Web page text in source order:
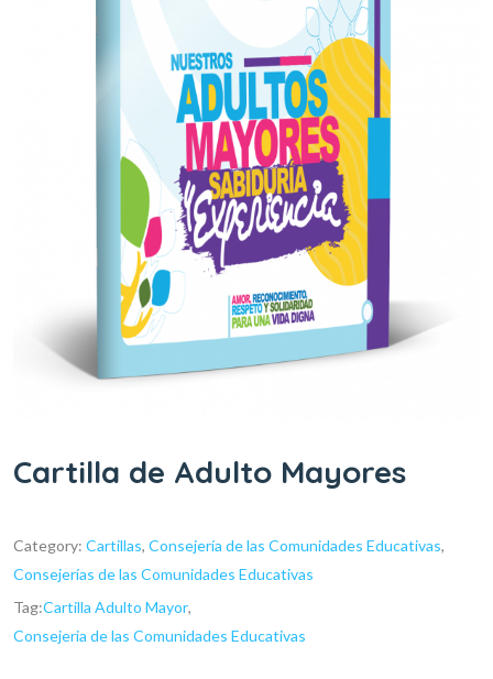
Cartilla de Adulto Mayores
Category: Cartillas, Consejería de las Comunidades Educativas,
Consejerías de las Comunidades Educativas
Tag:Cartilla Adulto Mayor,
Consejeria de las Comunidades Educativas